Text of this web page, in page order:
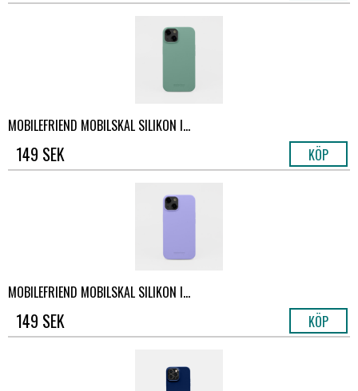
MOBILEFRIEND MOBILSKAL SILIKON I...
149 SEK KÖP
MOBILEFRIEND MOBILSKAL SILIKON I...
149 SEK KÖP